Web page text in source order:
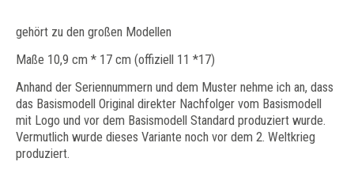
gehört zu den großen Modellen
Maße 10,9 cm * 17 cm (offiziell 11 *17)
Anhand der Seriennummern und dem Muster nehme ich an, dass
das Basismodell Original direkter Nachfolger vom Basismodell
mit Logo und vor dem Basismodell Standard produziert wurde.
Vermutlich wurde dieses Variante noch vor dem 2. Weltkrieg
produziert.